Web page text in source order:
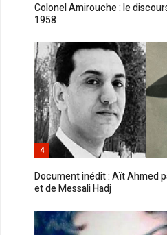
Colonel Amirouche : le
1958
4
Document inédit : Aït Ahmed
et de Messali Hadj